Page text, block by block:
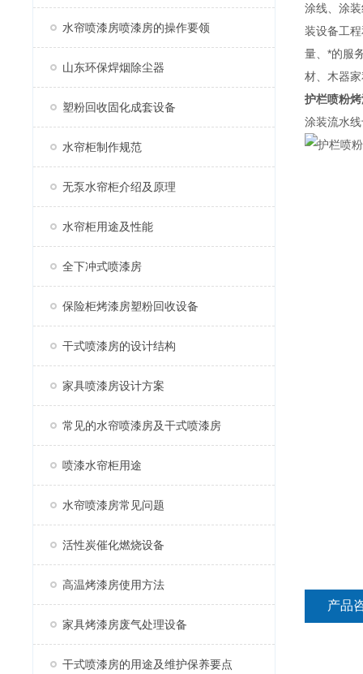
水帘喷漆房喷漆房的操作要领
山东环保焊烟除尘器
塑粉回收固化成套设备
水帘柜制作规范
无泵水帘柜介绍及原理
水帘柜用途及性能
全下冲式喷漆房
保险柜烤漆房塑粉回收设备
干式喷漆房的设计结构
家具喷漆房设计方案
常见的水帘喷漆房及干式喷漆房
喷漆水帘柜用途
水帘喷漆房常见问题
活性炭催化燃烧设备
高温烤漆房使用方法
家具烤漆房废气处理设备
干式喷漆房的用途及维护保养要点
涂线、涂
装设备工
量、*的服
材、木器
护栏喷粉
涂装流水
产品